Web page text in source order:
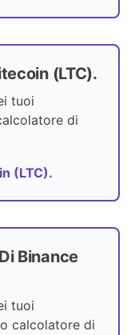
(LTC).
tuoi
di
(LTC).
Binance
tuoi
calcolatore di